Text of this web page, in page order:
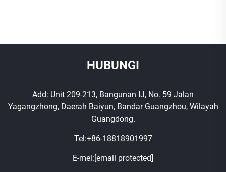
HUBUNGI
Add: Unit 209-213, Bangunan IJ, No. 59 Jalan
Yagangzhong, Daerah Baiyun, Bandar Guangzhou, Wilayah
Guangdong.
Tel:+86-18818901997
E-mel:[email protected]